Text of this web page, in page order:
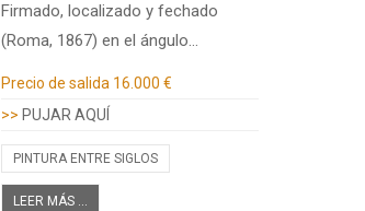
Firmado, localizado y fechado
(Roma, 1867) en el ángulo…
Precio de salida 16.000 €
>> PUJAR AQUÍ
PINTURA ENTRE SIGLOS
LEER MÁS ...